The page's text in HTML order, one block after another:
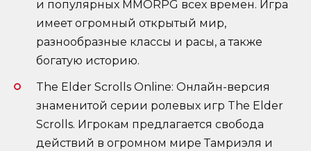
и популярных MMORPG всех времен. Игра
имеет огромный открытый мир,
разнообразные классы и расы, а также
богатую историю.
The Elder Scrolls Online: Онлайн-версия
знаменитой серии ролевых игр The Elder
Scrolls. Игрокам предлагается свобода
действий в огромном мире Тамриэля и